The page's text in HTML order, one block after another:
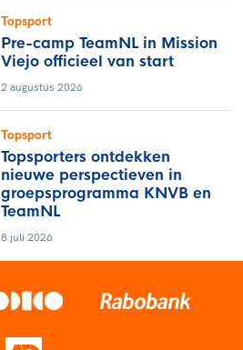
Topsport
Pre-camp TeamNL in Mission
Viejo officieel van start
2 augustus 2026
Topsport
Topsporters ontdekken
nieuwe perspectieven in
groepsprogramma KNVB en
TeamNL
8 juli 2026